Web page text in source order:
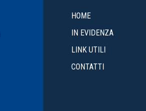
HOME
IN EVIDENZA
LINK UTILI
CONTATTI